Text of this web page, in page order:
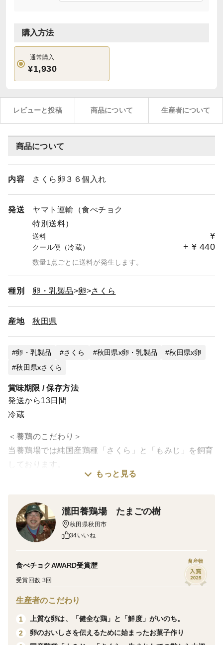
購入方法
通常購入
¥1,930
レビューと投稿 商品について 生産者について
商品について
内容 さくら卵３６個入れ
発送
ヤマト運輸（食べチョク
特別送料）
送料 ¥
クール便（冷蔵） + ¥ 440
数量1点ごとに送料が発生します。
種別 卵・乳製品 卵 さくら
産地 秋田県
卵・乳製品 さくら 秋田県x卵・乳製品
秋田県x卵
秋田県xさくら
賞味期限 / 保存方法
発送から13日間
冷蔵
＜養鶏のこだわり＞
当養鶏場では純国産鶏種「さくら」と「もみじ」を飼育
しております。
日本国内にいるニワトリの内、純国産鶏種はわずか6％
たまごをより美味しいものにするため、当養鶏場ではこ
だわり抜いた特別配合の飼料を与えております。
その時の成長にあった餌を与え、大事に育てています。
＜味＞
独自の“飼料”により生臭さがなくこくと甘みがありま
＜栽培のこだわり＞
生まれたての雛から大切に育てています
生まれたての雛から大切に育てるのはニワトリの成長で
もっと見る
瀧田養鶏場 たまごの樹
秋田県秋田市
34いいね
食べチョクAWARD受賞歴
受賞回数 3回
畜産物
生産者のこだわり
1
上質な卵は、「健全な鶏」と「鮮度」がいのち。
2
卵のおいしさを伝えるために始まったお菓子作り